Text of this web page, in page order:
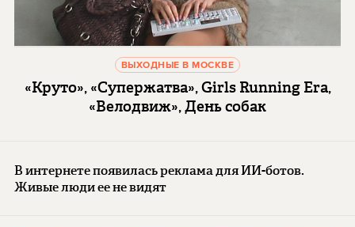
ВЫХОДНЫЕ В МОСКВЕ
«Круто», «Супержатва», Girls Running Era,
«Велодвиж», День собак
В интернете появилась реклама для ИИ-ботов.
Живые люди ее не видят